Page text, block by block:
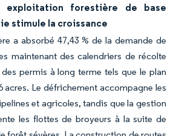
exploitation forestière de base
stimule la croissance
a absorbé 47,43 % de la demande de
maintenant des calendriers de récolte
permis à long terme tels que le plan
acres. Le défrichement accompagne les
et agricoles, tandis que la gestion
les flottes de broyeurs à la suite de